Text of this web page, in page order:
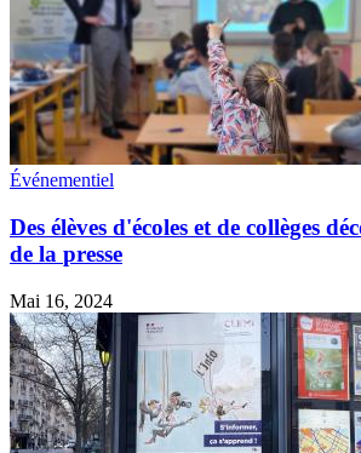
Événementiel
Des élèves d'écoles et de collèges
de la presse
Mai 16, 2024